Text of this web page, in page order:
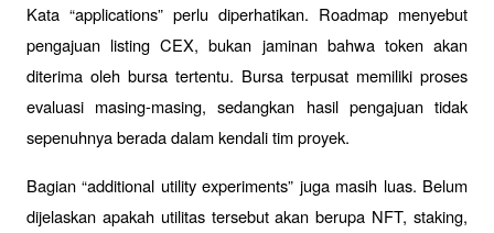
Kata “applications” perlu diperhatikan. Roadmap menyebut
pengajuan listing CEX, bukan jaminan bahwa token akan
diterima oleh bursa tertentu. Bursa terpusat memiliki proses
evaluasi masing-masing, sedangkan hasil pengajuan tidak
sepenuhnya berada dalam kendali tim proyek.
Bagian “additional utility experiments” juga masih luas. Belum
dijelaskan apakah utilitas tersebut akan berupa NFT, staking,